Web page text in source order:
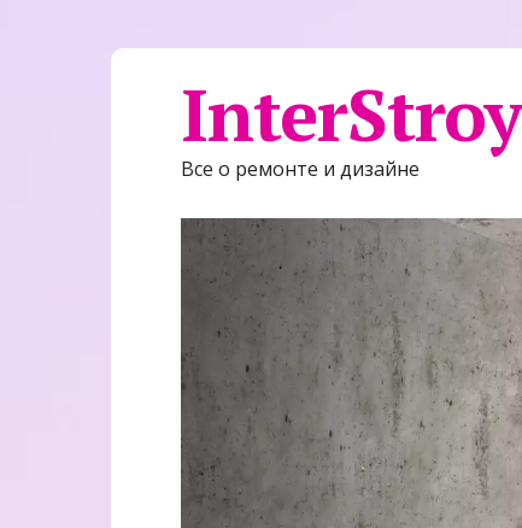
Все о ремонте и дизайне